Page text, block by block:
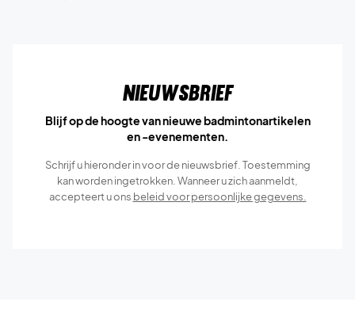
Nieuwsbrief
Blijf op de hoogte van nieuwe badmintonartikelen
en -evenementen.
Schrijf u hieronder in voor de nieuwsbrief. Toestemming
kan worden ingetrokken. Wanneer u zich aanmeldt,
accepteert u ons beleid voor persoonlijke gegevens.